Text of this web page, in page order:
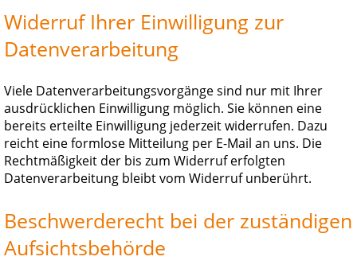
Widerruf Ihrer Einwilligung zur
Datenverarbeitung
Viele Datenverarbeitungsvorgänge sind nur mit Ihrer
ausdrücklichen Einwilligung möglich. Sie können eine
bereits erteilte Einwilligung jederzeit widerrufen. Dazu
reicht eine formlose Mitteilung per E-Mail an uns. Die
Rechtmäßigkeit der bis zum Widerruf erfolgten
Datenverarbeitung bleibt vom Widerruf unberührt.
Beschwerderecht bei der zuständigen
Aufsichtsbehörde